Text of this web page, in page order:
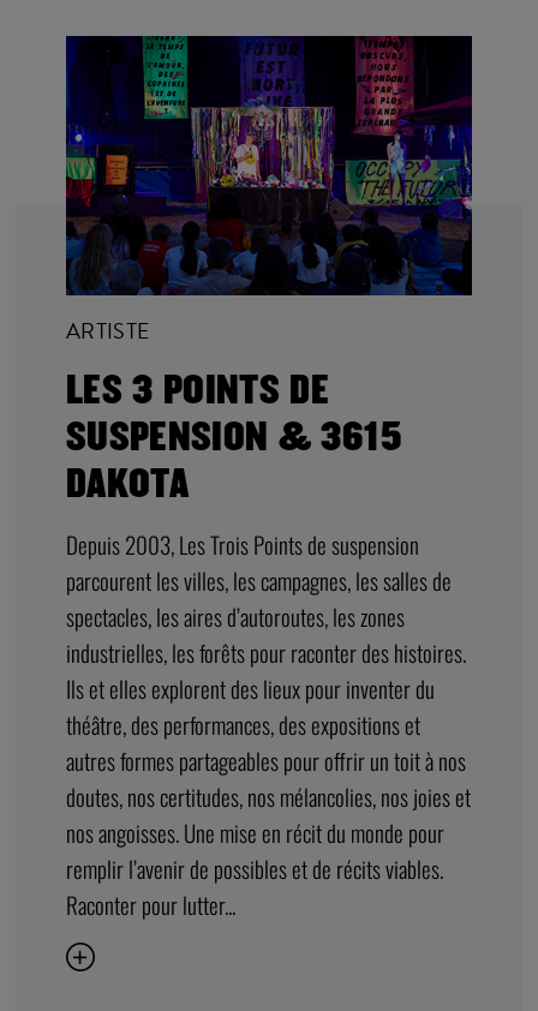
ARTISTE
LES 3 POINTS DE
SUSPENSION & 3615
DAKOTA
Depuis 2003, Les Trois Points de suspension
parcourent les villes, les campagnes, les salles de
spectacles, les aires d’autoroutes, les zones
industrielles, les forêts pour raconter des histoires.
Ils et elles explorent des lieux pour inventer du
théâtre, des performances, des expositions et
doutes, nos certitudes, nos mélancolies, nos joies et
nos angoisses. Une mise en récit du monde pour
remplir l’avenir de possibles et de récits viables.
Raconter pour lutter...
DÉCOUVREZ ÉGALEMENT